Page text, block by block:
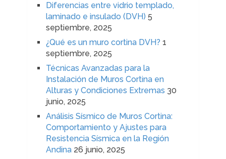
Diferencias entre vidrio templado,
laminado e insulado (DVH) 5
septiembre, 2025
¿Qué es un muro cortina DVH? 1
septiembre, 2025
Técnicas Avanzadas para la
Instalación de Muros Cortina en
Alturas y Condiciones Extremas 30
junio, 2025
Análisis Sísmico de Muros Cortina:
Comportamiento y Ajustes para
Resistencia Sísmica en la Región
Andina 26 junio, 2025